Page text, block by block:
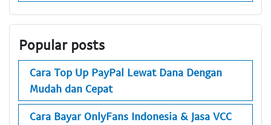
Popular posts
Cara Top Up PayPal Lewat Dana Dengan
Mudah dan Cepat
Cara Bayar OnlyFans Indonesia & Jasa VCC